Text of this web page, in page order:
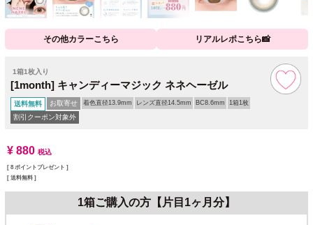
その他カラーこちら リアルレポこちら📸
1箱1枚入り
[1month] キャンディーマジック ネネヘーゼル
送料無料 お取寄せ 着色直径13.9mm レンズ直径14.5mm BC8.6mm 1箱1枚
割引クーポン対象外
¥ 880 税込
[ 8 ポイントプレゼント ]
送料無料
1箱ご購入の方【片目1ヶ月分】